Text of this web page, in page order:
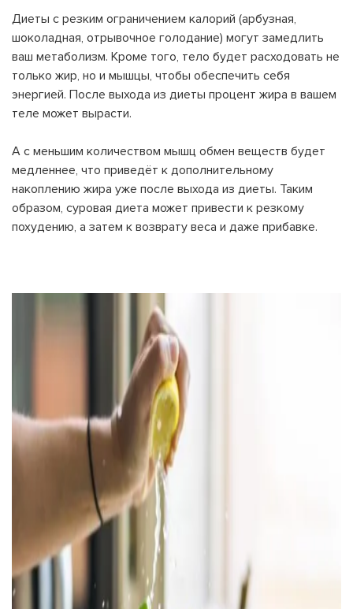
Диеты с резким ограничением калорий (арбузная,
шоколадная, отрывочное голодание) могут замедлить
ваш метаболизм. Кроме того, тело будет расходовать не
только жир, но и мышцы, чтобы обеспечить себя
энергией. После выхода из диеты процент жира в вашем
теле может вырасти.
А с меньшим количеством мышц обмен веществ будет
медленнее, что приведёт к дополнительному
накоплению жира уже после выхода из диеты. Таким
образом, суровая диета может привести к резкому
похудению, а затем к возврату веса и даже прибавке.